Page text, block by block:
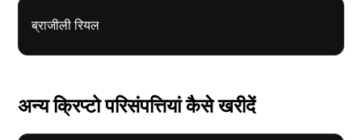
ब्राजीली रियल
अन्य क्रिप्टो परिसंपत्तियां कैसे खरीदें